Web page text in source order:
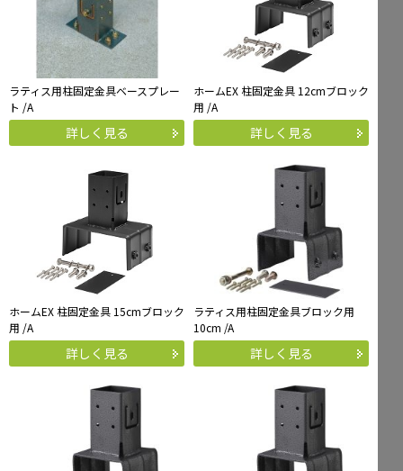
ラティス用柱固定金具ベースプレー
ト /A
詳しく見る
ホームEX 柱固定金具 12cmブロック
用 /A
詳しく見る
ホームEX 柱固定金具 15cmブロック
用 /A
詳しく見る
ラティス用柱固定金具ブロック用
10cm /A
詳しく見る